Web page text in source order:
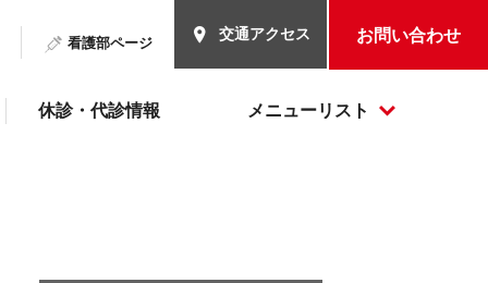
看護部ページ
交通アクセス お問い合わせ
休診・代診情報 メニューリスト